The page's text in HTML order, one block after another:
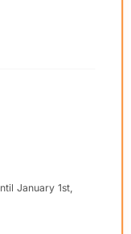
January 1st,